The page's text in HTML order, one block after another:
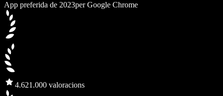
App preferida de 2023per Google Chrome
4.621.000 valoracions